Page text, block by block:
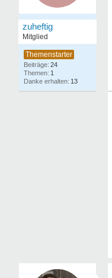
zuheftig
Mitglied
24
1
13